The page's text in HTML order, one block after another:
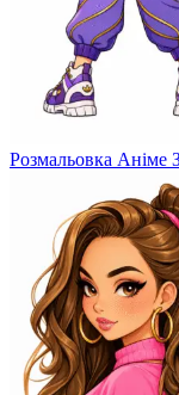
Розмальовка